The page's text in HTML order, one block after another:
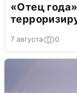
«Отец
7 августа 0